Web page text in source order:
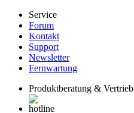
Service
Forum
Kontakt
Support
Newsletter
Fernwartung
Produktberatung & Vertrieb